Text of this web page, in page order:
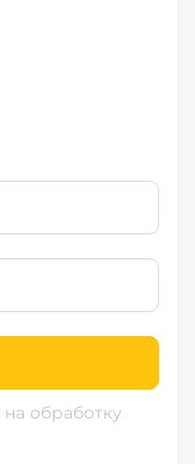
на обработку